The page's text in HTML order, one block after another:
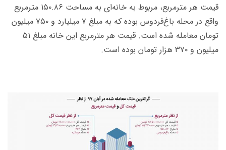
قیمت هر مترمربع، مربوط به خانه‌ای به مساحت ۱۵۰.۸۶ مترمربع
واقع در محله باغ‌فردوس بوده که به مبلغ ۷ میلیارد و ۷۵۰ میلیون
تومان معامله شده است. قیمت هر مترمربع این خانه مبلغ ۵۱
میلیون و ۳۷۰ هزار تومان بوده است.